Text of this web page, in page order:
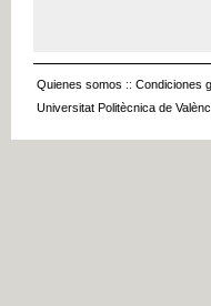
Quienes somos :: Condiciones
Universitat Politècnica de